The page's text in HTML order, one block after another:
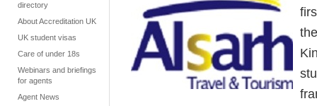
directory
About Accreditation UK
UK student visas
Care of under 18s
Webinars and briefings
for agents
Agent News